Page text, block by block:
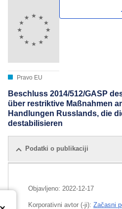
Pravo EU
Beschluss 2014/512/GASP
über restriktive Maßnahmen
Handlungen Russlands, die
destabilisieren
Podatki o publikaciji
Objavljeno: 2022-12-17
Korporativni avtor (-ji): Začasni